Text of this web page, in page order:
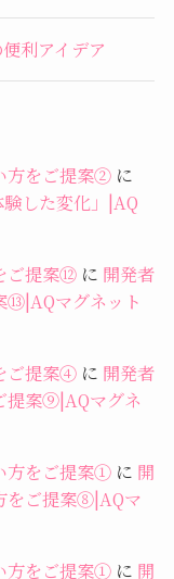
利アイデア
方をご提案②に
験した変化」|AQ
ご提案⑫に 開発者
⑬|AQマグネット
ご提案④に 開発者
提案⑨|AQマグネ
方をご提案①に 開
をご提案⑧|AQマ
方をご提案①に 開